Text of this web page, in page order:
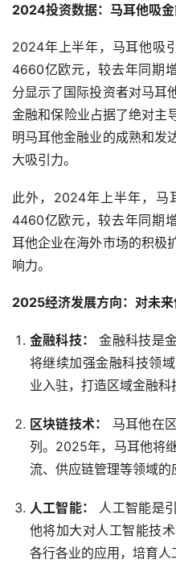
2024投资数据：马耳他吸金
2024年上半年，马耳他吸
4660亿欧元，较去年同期
分显示了国际投资者对马耳
金融和保险业占据了绝对主
明马耳他金融业的成熟和发
大吸引力。
此外，2024年上半年，马
4460亿欧元，较去年同期
耳他企业在海外市场的积极
响力。
2025经济发展方向：对未来
金融科技：
金融科技是
将继续加强金融科技领
业入驻，打造区域金融科
区块链技术：
马耳他在
列。2025年，马耳他将
流、供应链管理等领域的
人工智能：
人工智能是
他将加大对人工智能技
各行各业的应用，培育人